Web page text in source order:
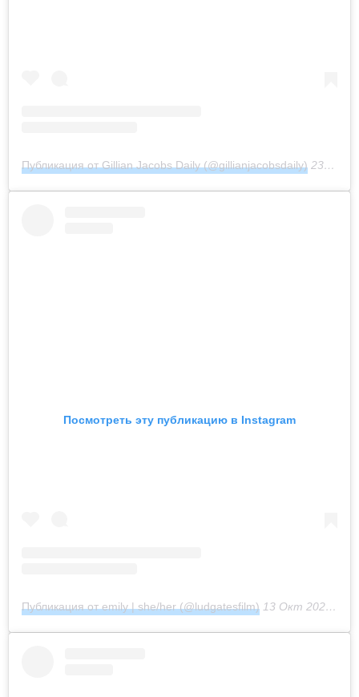
Публикация от Gillian Jacobs Daily (@gillianjacobsdaily) 23 Июл 2020 в 1:22 PDT
Посмотреть эту публикацию в Instagram
Публикация от emily | she/her (@ludgatesfilm) 13 Окт 2020 в 4:03 PDT